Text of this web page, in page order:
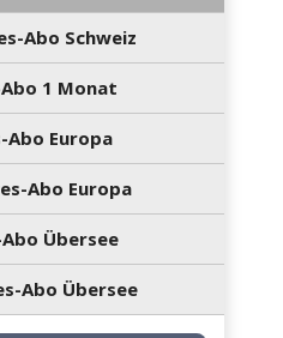
Abo Schweiz
1 Monat
Abo Europa
Abo Europa
Übersee
Abo Übersee